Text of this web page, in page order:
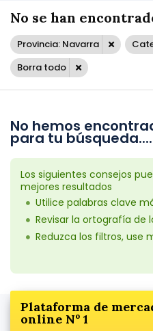
No se han
Provincia: Navarra
Borra todo
No hemos
para tu búsqueda....
Los siguientes consejos
mejores resultados
Utilice palabras clave
Revisar la ortografía de
Reduzca los filtros, use
Plataforma de
online Nº 1